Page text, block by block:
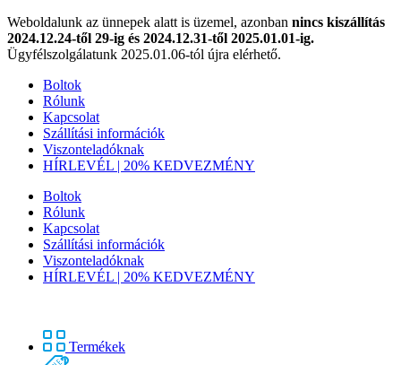
Weboldalunk az ünnepek alatt is üzemel, azonban nincs kiszállítás
2024.12.24-től 29-ig és 2024.12.31-től 2025.01.01-ig.
Ügyfélszolgálatunk 2025.01.06-tól újra elérhető.
Boltok
Rólunk
Kapcsolat
Szállítási információk
Viszonteladóknak
HÍRLEVÉL | 20% KEDVEZMÉNY
Boltok
Rólunk
Kapcsolat
Szállítási információk
Viszonteladóknak
HÍRLEVÉL | 20% KEDVEZMÉNY
Termékek